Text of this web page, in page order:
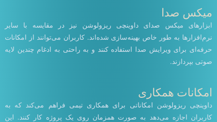
میکس صدا
ابزارهای میکس صدای داوینچی ریزولوشن نیز در مقایسه با سایر
نرم‌افزارها به طور خاص بهینه‌سازی شده‌اند. کاربران می‌توانند از امکانات
حرفه‌ای برای ویرایش صدا استفاده کنند و به راحتی به ادغام چندین لایه
صوتی بپردازند.
امکانات همکاری
داوینچی ریزولوشن امکاناتی برای همکاری تیمی فراهم می‌کند که به
کاربران اجازه می‌دهد به صورت همزمان روی یک پروژه کار کنند. این